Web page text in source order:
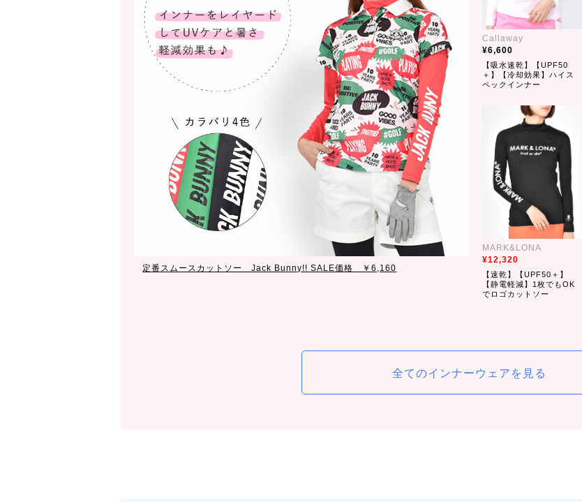
定番スムースカットソー Jack Bunny!! SALE価格 ￥6,160
Callaway
6,600
【吸水速乾】【UPF50
＋】【冷却効果】ハイス
ペックインナー
MARK&LONA
12,320
【速乾】【UPF50＋】
【静電軽減】1枚でもOK
でロゴカットソー
全てのインナーウェアを見る